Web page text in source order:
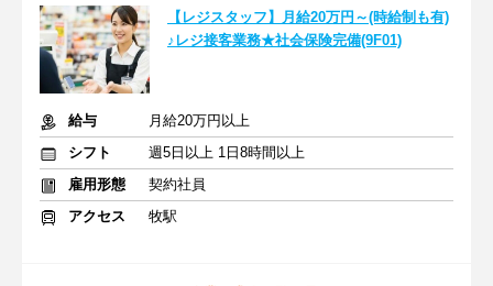
【レジスタッフ】月給20万円～(時給制も有)
♪レジ接客業務★社会保険完備(9F01)
給与
月給20万円以上
シフト
週5日以上 1日8時間以上
雇用形態
契約社員
アクセス
牧駅